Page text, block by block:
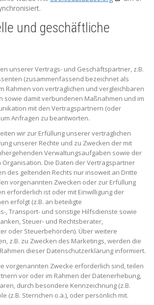
und geschäftliche
unserer Vertrags- und Geschäftspartner, z.B.
(zusammenfassend bezeichnet als
Rahmen von vertraglichen und vergleichbaren
sowie damit verbundenen Maßnahmen und im
mit den Vertragspartnern (oder
Anfragen zu beantworten.
wir zur Erfüllung unserer vertraglichen
unserer Rechte und zu Zwecken der mit
Verwaltungsaufgaben sowie der
Die Daten der Vertragspartner
des geltenden Rechts nur insoweit an Dritte
vorgenannten Zwecken oder zur Erfüllung
erforderlich ist oder mit Einwilligung der
erfolgt (z.B. an beteiligte
, Transport- und sonstige Hilfsdienste sowie
Steuer- und Rechtsberater,
oder Steuerbehörden). Über weitere
z.B. zu Zwecken des Marketings, werden die
dieser Datenschutzerklärung informiert.
vorgenannten Zwecke erforderlich sind, teilen
vor oder im Rahmen der Datenerhebung,
durch besondere Kennzeichnung (z.B.
(z.B. Sternchen o.ä.), oder persönlich mit.